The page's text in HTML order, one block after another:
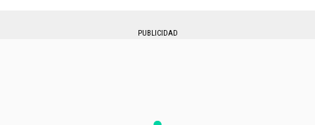
PUBLICIDAD